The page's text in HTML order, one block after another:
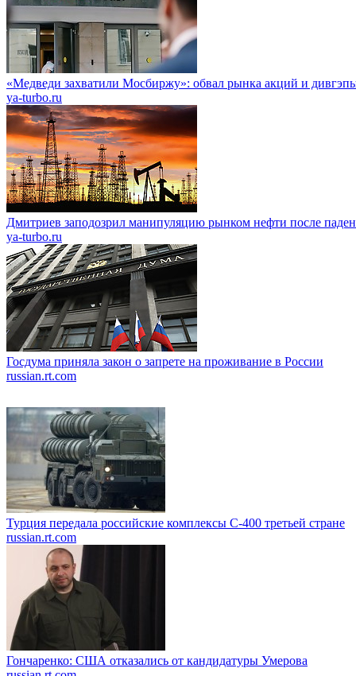
«Медведи захватили Мосбиржу»: обвал рынка акций и
ya-turbo.ru
Дмитриев заподозрил манипуляцию рынком нефти после
ya-turbo.ru
Госдума приняла закон о запрете на проживание в России
russian.rt.com
Турция передала российские комплексы С-400 третьей стране
russian.rt.com
Гончаренко: США отказались от кандидатуры Умерова